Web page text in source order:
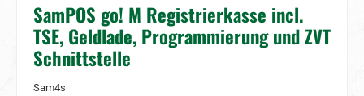
SamPOS go! M Registrierkasse incl.
TSE, Geldlade, Programmierung und ZVT
Schnittstelle
Sam4s